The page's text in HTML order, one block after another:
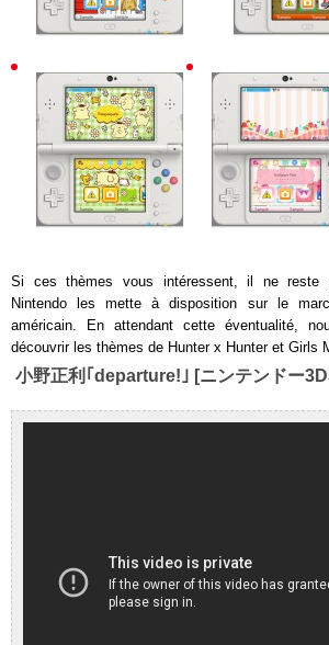
Si ces thèmes vous intéressent, il ne reste
Nintendo les mette à disposition sur le
américain. En attendant cette éventualité,
découvrir les thèmes de Hunter x Hunter et Girls
小野正利｢departure!｣ [ニンテンドー